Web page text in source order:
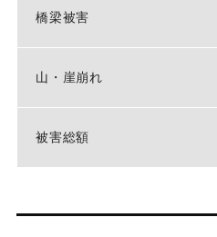
橋梁被害
山・崖崩れ
被害総額